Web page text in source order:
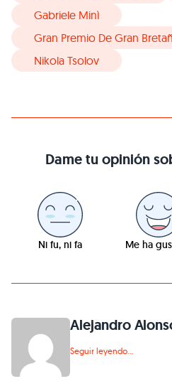
Gabriele Minì
Gran Premio De Gran
Nikola Tsolov
Dame tu opinión
Ni fu, ni fa Me ha
Alejandro
Seguir leyendo...